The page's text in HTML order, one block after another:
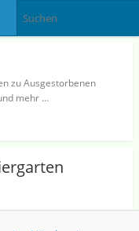
zu Ausgestorbenen
mehr …